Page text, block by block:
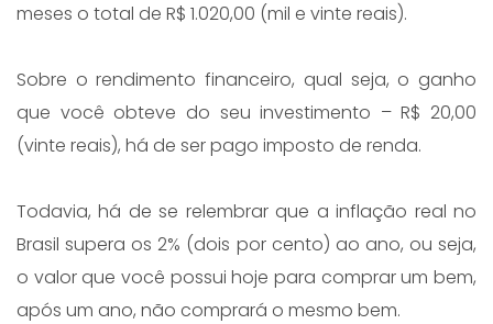
meses o total de R$ 1.020,00 (mil e vinte reais).
Sobre o rendimento financeiro, qual seja, o ganho
que você obteve do seu investimento – R$ 20,00
(vinte reais), há de ser pago imposto de renda.
Todavia, há de se relembrar que a inflação real no
Brasil supera os 2% (dois por cento) ao ano, ou seja,
o valor que você possui hoje para comprar um bem,
após um ano, não comprará o mesmo bem.